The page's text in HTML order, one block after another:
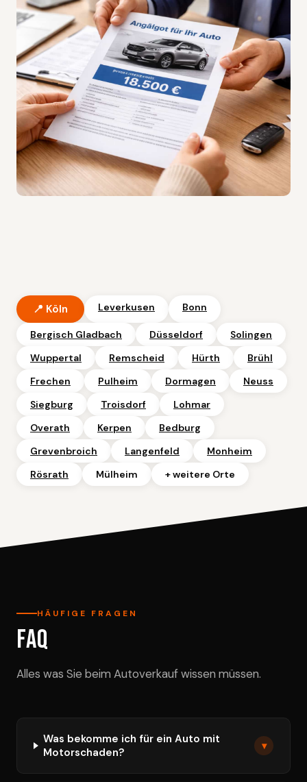
📍 Köln Leverkusen Bonn
Bergisch Gladbach Düsseldorf
Solingen
Wuppertal
Remscheid Hürth
Brühl
Frechen
Pulheim Dormagen
Neuss
Siegburg
Troisdorf
Lohmar
Overath
Kerpen
Bedburg
Grevenbroich
Langenfeld
Monheim
Rösrath
Mülheim + weitere Orte
HÄUFIGE FRAGEN
FAQ
Alles was Sie beim Autoverkauf wissen müssen.
Was bekomme ich für ein Auto mit
Motorschaden?
▾